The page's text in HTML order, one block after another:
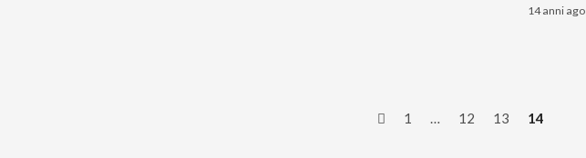
14 anni ago
1 … 12 13 14